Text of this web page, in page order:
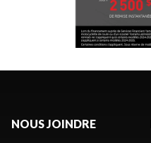
NOUS JOINDRE